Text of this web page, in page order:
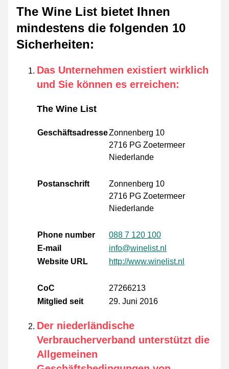
The Wine List bietet Ihnen
mindestens die folgenden 10
Sicherheiten:
Das Unternehmen existiert wirklich
und Sie können es erreichen:
The Wine List
GeschäftsadresseZonnenberg 10
2716 PG Zoetermeer
Niederlande
Postanschrift
Zonnenberg 10
2716 PG Zoetermeer
Niederlande
Phone number
088 7 120 100
E-mail
info@winelist.nl
Website URL
http://www.winelist.nl
CoC
27266213
Mitglied seit
29. Juni 2016
Der niederländische
Verbraucherverband unterstützt die
Allgemeinen